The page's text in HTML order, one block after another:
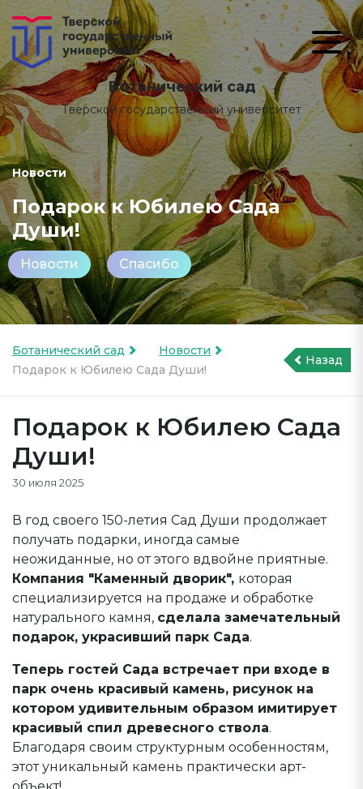
Ботанический сад
Тверской государственный университет
Новости
Подарок к Юбилею Сада
Души!
Новости Спасибо
Ботанический сад
Новости
Подарок к Юбилею Сада Души!
Назад
Подарок к Юбилею Сада
Души!
30 июля 2025
В год своего 150-летия Сад Души продолжает
получать подарки, иногда самые
неожиданные, но от этого вдвойне приятные.
Компания "Каменный дворик", которая
специализируется на продаже и обработке
натурального камня, сделала замечательный
подарок, украсивший парк Сада.
Теперь гостей Сада встречает при входе в
парк очень красивый камень, рисунок на
котором удивительным образом имитирует
красивый спил древесного ствола.
Благодаря своим структурным особенностям,
этот уникальный камень практически арт-